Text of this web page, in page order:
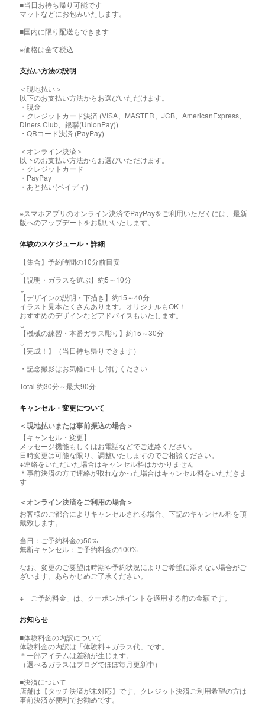
■当日お持ち帰り可能です
マットなどにお包みいたします。
■国内に限り配送もできます
※価格は全て税込
支払い方法の説明
＜現地払い＞
以下のお支払い方法からお選びいただけます。
・現金
・クレジットカード決済 (VISA、MASTER、JCB、AmericanExpress、
Diners Club、銀聯(UnionPay))
・QRコード決済 (PayPay)
＜オンライン決済＞
以下のお支払い方法からお選びいただけます。
・クレジットカード
・PayPay
・あと払い(ペイディ)
※スマホアプリのオンライン決済でPayPayをご利用いただくには、最新
版へのアップデートをお願いいたします。
体験のスケジュール・詳細
【集合】予約時間の10分前目安
↓
【説明・ガラスを選ぶ】約5～10分
↓
【デザインの説明・下描き】約15～40分
イラスト見本たくさんあります。オリジナルもOK！
おすすめのデザインなどアドバイスもいたします。
↓
【機械の練習・本番ガラス彫り】約15～30分
↓
【完成！】（当日持ち帰りできます）
・記念撮影はお気軽に申し付けください
Total 約30分～最大90分
キャンセル・変更について
＜現地払いまたは事前振込の場合＞
【キャンセル・変更】
メッセージ機能もしくはお電話などでご連絡ください。
日時変更は可能な限り、調整いたしますのでご相談ください。
※連絡をいただいた場合はキャンセル料はかかりません
＊事前決済の方で連絡が取れなかった場合はキャンセル料をいただきま
す
＜オンライン決済をご利用の場合＞
お客様のご都合によりキャンセルされる場合、下記のキャンセル料を頂
戴致します。
当日：ご予約料金の50%
無断キャンセル：ご予約料金の100%
なお、変更のご要望は時期や予約状況によりご希望に添えない場合がご
ざいます。あらかじめご了承ください。
※「ご予約料金」は、クーポン/ポイントを適用する前の金額です。
お知らせ
■体験料金の内訳について
体験料金の内訳は「体験料＋ガラス代」です。
＊一部アイテムは差額が生じます。
（選べるガラスはブログでほぼ毎月更新中）
■決済について
店舗は【タッチ決済が未対応】です。クレジット決済ご利用希望の方は
事前決済が便利でお勧めです。